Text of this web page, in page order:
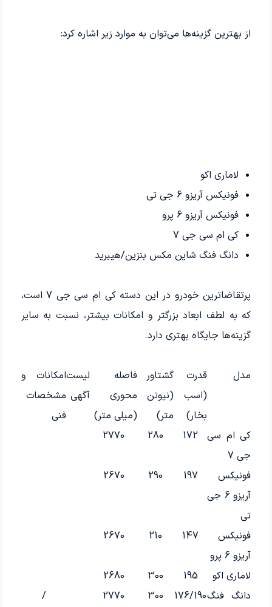
از بهترین گزینه‌ها می‌توان به موارد زیر اشاره کرد:
لاماری اکو
فونیکس آریزو 6 جی تی
فونیکس آریزو 6 پرو
کی ام سی جی 7
دانگ فنگ شاین مکس بنزین/هیبرید
پرتقاضاترین خودرو در این دسته کی ام سی جی 7 است،
که به لطف ابعاد بزرگتر و امکانات بیشتر، نسبت به سایر
گزینه‌ها جایگاه بهتری دارد.
مدل
قدرت
(اسب
بخار)
گشتاور
(نیوتن
متر)
فاصله
محوری
(میلی متر)
لیست
آگهی
امکانات و
مشخصات
فنی
کی ام سی
جی 7
172
280
2770
فونیکس
آریزو 6 جی
تی
197
290
2670
فونیکس
آریزو 6 پرو
147
210
2670
لاماری اکو 195
300
2680
دانگ فنگ176/190
300
2770
/